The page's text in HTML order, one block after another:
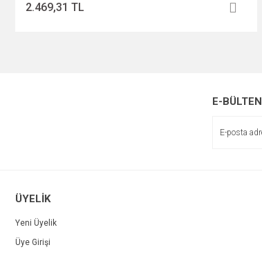
2.469,31 TL
E-BÜLTEN
ÜYELİK
Yeni Üyelik
Üye Girişi